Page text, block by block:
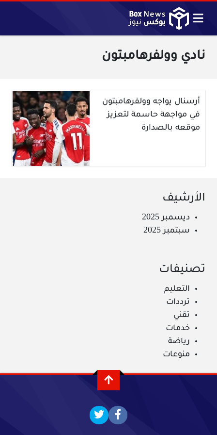
نادي وولفرهامبتون
أرسنال يواجه وولفرهامبتون
في مواجهة حاسمة لتعزيز
موقعه بالصدارة
الأرشيف
ديسمبر 2025
سبتمبر 2025
تصنيفات
التعليم
ترددات
تقني
خدمات
رياضة
منوعات